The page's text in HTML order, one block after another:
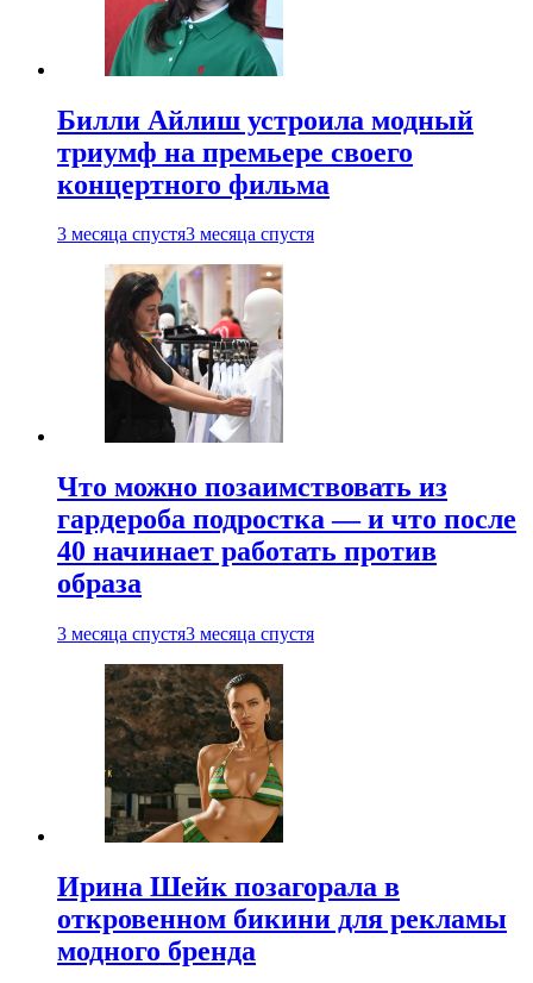
Билли Айлиш устроила модный
триумф на премьере своего
концертного фильма
3 месяца спустя3 месяца спустя
Что можно позаимствовать из
гардероба подростка — и что после
40 начинает работать против
образа
3 месяца спустя3 месяца спустя
Ирина Шейк позагорала в
откровенном бикини для рекламы
модного бренда